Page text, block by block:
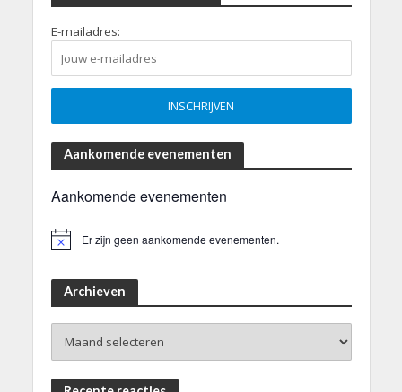
E-mailadres:
Aankomende evenementen
Aankomende evenementen
Er zijn geen aankomende evenementen.
Archieven